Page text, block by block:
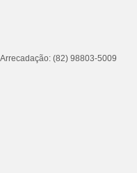
(82) 98803-5009